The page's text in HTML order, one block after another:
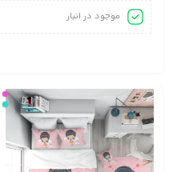
موجود در انبار